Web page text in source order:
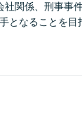
社関係、刑事事
となることを